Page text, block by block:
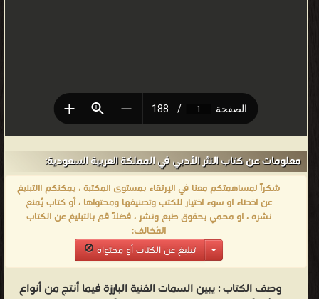
معلومات عن كتاب النثر الأدبي في المملكة العربية السعودية:
شكراً لمساهمتكم معنا في الإرتقاء بمستوى المكتبة ، يمكنكم االتبليغ
عن اخطاء او سوء اختيار للكتب وتصنيفها ومحتواها ، أو كتاب يُمنع
نشره ، او محمي بحقوق طبع ونشر ، فضلاً قم بالتبليغ عن الكتاب
المُخالف:
تبليغ عن الكتاب أو محتواه
وصف الكتاب :يبين السمات الفنية البارزة فيما أنتج من أنواع